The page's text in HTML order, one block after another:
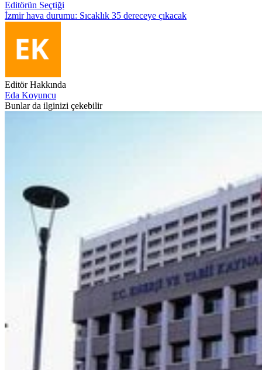
Editörün Seçtiği
İzmir hava durumu: Sıcaklık 35 dereceye çıkacak
Editör Hakkında
Eda Koyuncu
Bunlar da ilginizi çekebilir